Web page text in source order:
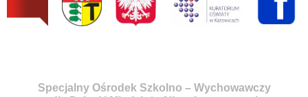
Specjalny Ośrodek Szkolno – Wychowawczy